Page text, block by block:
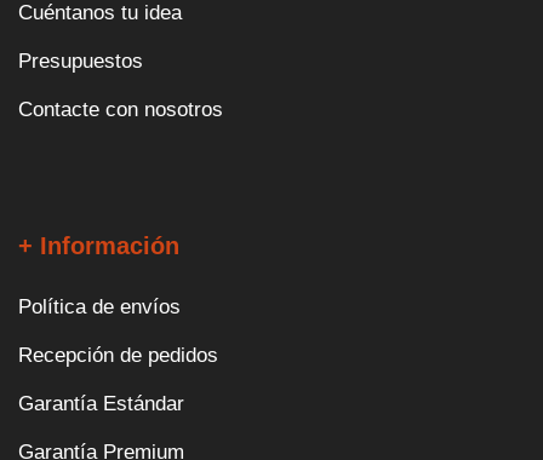
Cuéntanos tu idea
Presupuestos
Contacte con nosotros
+ Información
Política de envíos
Recepción de pedidos
Garantía Estándar
Garantía Premium